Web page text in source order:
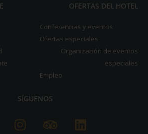
OFERTAS DEL HOTEL
Conferencias y eventos
Ofertas especiales
Organización de eventos
especiales
Empleo
SÍGUENOS